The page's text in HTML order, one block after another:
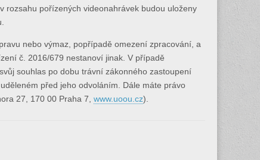
rozsahu pořízených videonahrávek budou uloženy
nebo výmaz, popřípadě omezení zpracování, a
č. 2016/679 nestanoví jinak. V případě
souhlas po dobu trávní zákonného zastoupení
před jeho odvoláním. Dále máte právo
27, 170 00 Praha 7, www.uoou.cz).